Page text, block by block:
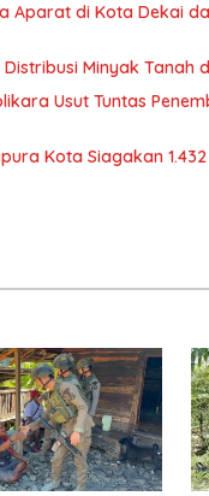
Aparat di Kota Dekai
Minyak Tanah
Usut Tuntas
Kota Siagakan